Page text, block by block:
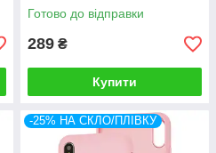
Готово до відправки
289 ₴
Купити
-25% НА СКЛО/ПЛІВКУ